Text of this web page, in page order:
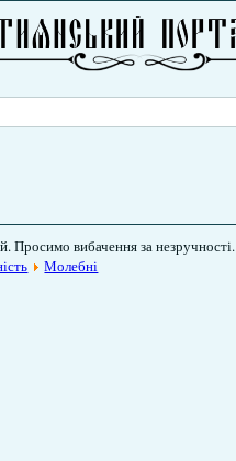
Просимо вибачення за незручності.
Молебні